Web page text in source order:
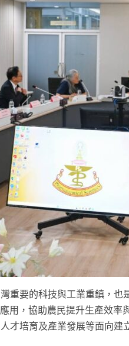
重要的科技與工業重鎮，
用，協助農民提升生產效
才培育及產業發展等面向建